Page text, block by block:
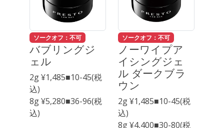
ソークオフ：不可
バブリングジ
ェル
2g ¥1,485■10-45(税
込)
8g ¥5,280■36-96(税
込)
ソークオフ：不可
ノーワイプア
イシングジェ
ル ダークブラ
ウン
2g ¥1,485■10-45(税
込)
8g ¥4,400■30-80(税